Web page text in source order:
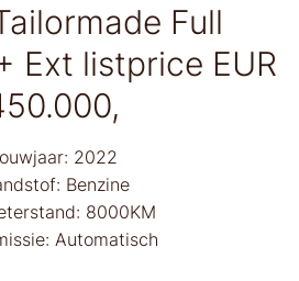
Full
Ext listprice EUR
2022
Benzine
8000KM
Automatisch